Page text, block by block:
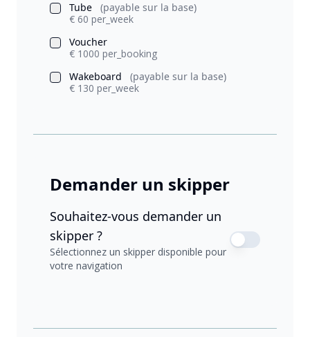
Tube
(payable sur la base)
€ 60 per_week
Voucher
€ 1000 per_booking
Wakeboard
(payable sur la base)
€ 130 per_week
Demander un skipper
Souhaitez-vous demander un
skipper ?
Sélectionnez un skipper disponible pour
votre navigation